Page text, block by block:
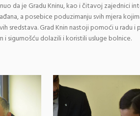
da je Gradu Kninu, kao i čitavoj zajednici
a posebice poduzimanju svih mjera
sredstava. Grad Knin nastoji pomoći u radu
i sigurnošću dolazili i koristili usluge bolnice.